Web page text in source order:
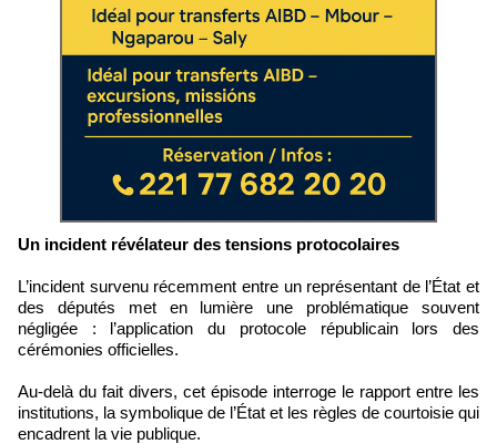
Un incident révélateur des tensions protocolaires
L’incident survenu récemment entre un représentant de l’État et
des députés met en lumière une problématique souvent
négligée : l’application du protocole républicain lors des
cérémonies officielles.
Au-delà du fait divers, cet épisode interroge le rapport entre les
institutions, la symbolique de l’État et les règles de courtoisie qui
encadrent la vie publique.